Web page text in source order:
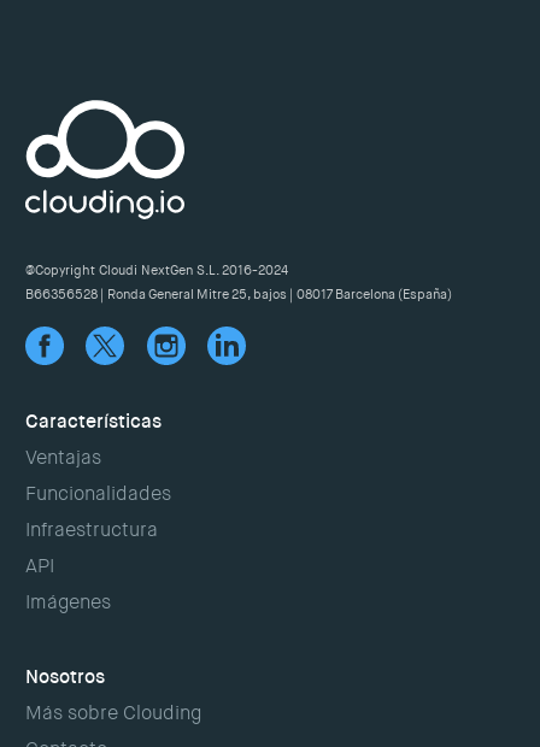
@Copyright Cloudi NextGen S.L. 2016-2024
B66356528 | Ronda General Mitre 25, bajos | 08017 Barcelona (España)
Características
Ventajas
Funcionalidades
Infraestructura
API
Imágenes
Nosotros
Más sobre Clouding